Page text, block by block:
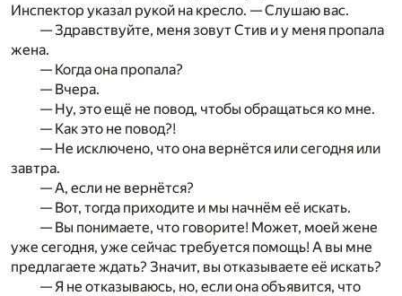
Инспектор указал рукой на кресло. — Слушаю вас.
— Здравствуйте, меня зовут Стив и у меня пропала
жена.
— Когда она пропала?
— Вчера.
— Ну, это ещё не повод, чтобы обращаться ко мне.
— Как это не повод?!
— Не исключено, что она вернётся или сегодня или
завтра.
— А, если не вернётся?
— Вот, тогда приходите и мы начнём её искать.
— Вы понимаете, что говорите! Может, моей жене
уже сегодня, уже сейчас требуется помощь! А вы мне
предлагаете ждать? Значит, вы отказываете её искать?
— Я не отказываюсь, но, если она объявится, что